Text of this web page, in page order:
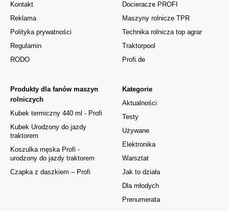
Kontakt
Reklama
Polityka prywatności
Regulamin
RODO
Kategorie
Aktualności
Testy
Używane
Elektronika
Warsztat
Jak to działa
Dla młodych
Prenumerata
Produkty dla fanów maszyn
rolniczych
Kubek termiczny 440 ml - Profi
Kubek Urodzony do jazdy
traktorem
Koszulka męska Profi -
urodzony do jazdy traktorem
Czapka z daszkiem – Profi
Docieracze PROFI
Maszyny rolnicze TPR
Technika rolnicza top agrar
Traktorpool
Profi.de